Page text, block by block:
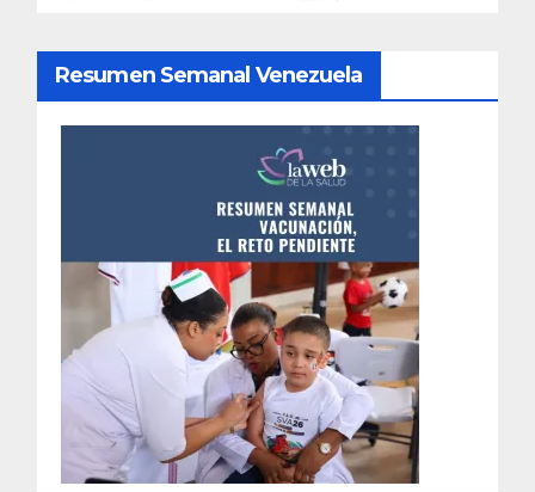
Resumen Semanal Venezuela